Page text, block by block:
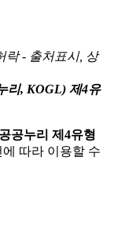
리, KOGL) 제4유
공누리 제4유형
에 따라 이용할 수